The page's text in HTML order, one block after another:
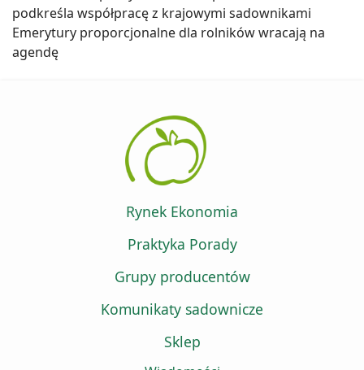
podkreśla współpracę z krajowymi sadownikami
Emerytury proporcjonalne dla rolników wracają na
agendę
Rynek Ekonomia
Praktyka Porady
Grupy producentów
Komunikaty sadownicze
Sklep